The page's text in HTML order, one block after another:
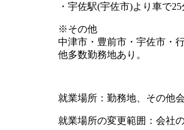
・宇佐駅(宇佐市)より車で25
※その他
中津市・豊前市・宇佐市・
他多数勤務地あり。
就業場所：勤務地、その他
就業場所の変更範囲：会社